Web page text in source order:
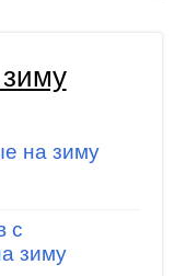
на зиму
с
зиму